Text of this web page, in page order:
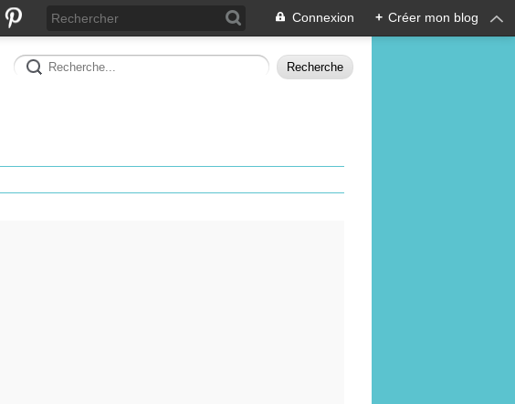
Connexion + Créer mon blog